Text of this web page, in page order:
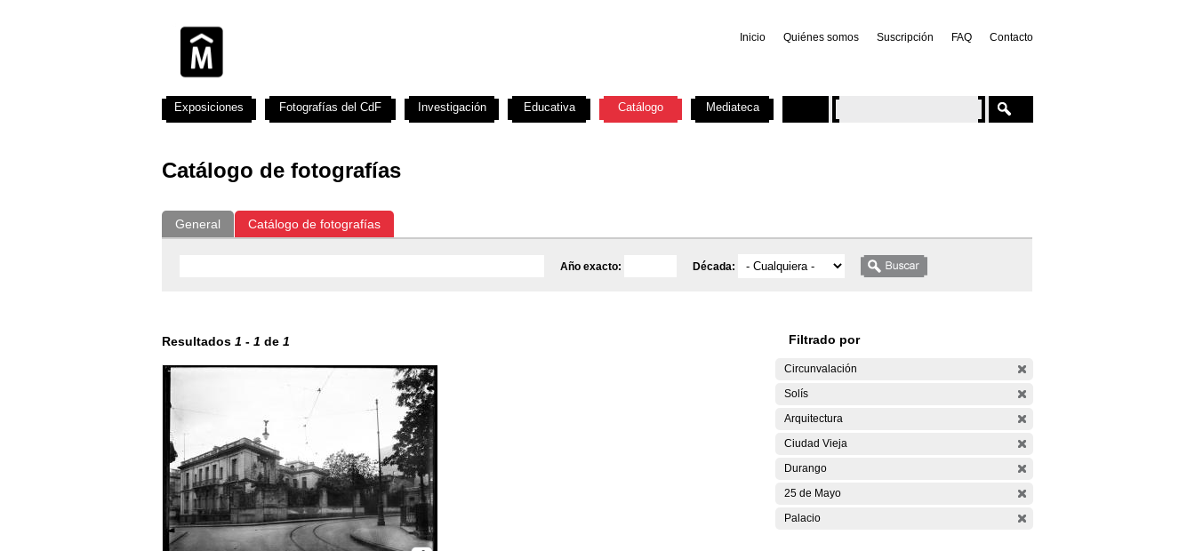
Inicio Quiénes somos Suscripción FAQ Contacto
Catálogo de fotografías
General Catálogo de fotografías
Año exacto: Década:
Resultados 1 - 1 de 1 Filtrado por
Circunvalación
Solís
Arquitectura
Ciudad Vieja
Durango
25 de Mayo
Palacio
Exposiciones Fotografías del CdF Investigación Educativa Catálogo Mediateca